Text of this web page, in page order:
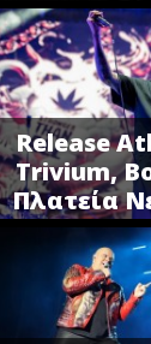
Release
Trivium,
Πλατεία